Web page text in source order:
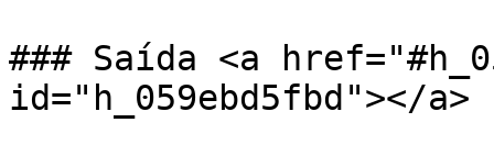
### Saída <a
id="h_059ebd5fbd"></a>